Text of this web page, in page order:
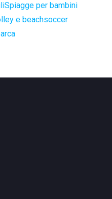
Spiagge per bambini
e beachsoccer